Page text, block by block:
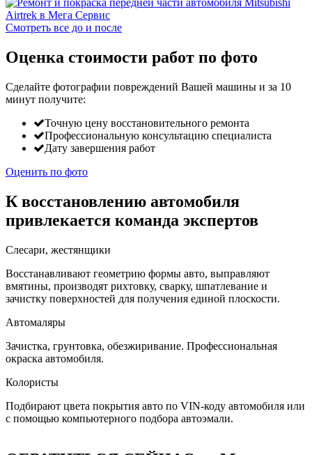
Смотреть все до и после
Оценка стоимости работ по фото
Сделайте фотографии повреждений Вашей машины и за 10
минут получите:
Точную цену восстановительного ремонта
Профессиональную консультацию специалиста
Дату завершения работ
Оценить по фото
К восстановлению автомобиля
привлекается команда экспертов
Слесари, жестянщики
Восстанавливают геометрию формы авто, выправляют
вмятины, производят рихтовку, сварку, шпатлевание и
зачистку поверхностей для получения единой плоскости.
Автомаляры
Зачистка, грунтовка, обезжиривание. Профессиональная
окраска автомобиля.
Колористы
Подбирают цвета покрытия авто по VIN-коду автомобиля или
с помощью компьютерного подбора автоэмали.